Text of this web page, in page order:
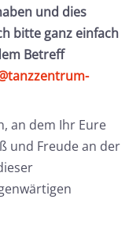
und dies
bitte ganz einfach
Betreff
an dem Ihr Eure
und Freude an der